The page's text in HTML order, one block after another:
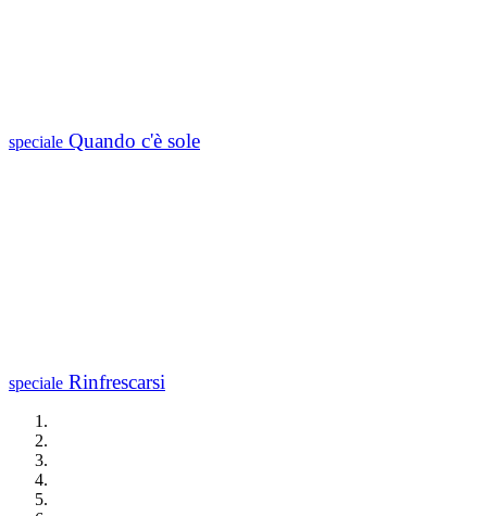
speciale Quando c'è sole
speciale Rinfrescarsi